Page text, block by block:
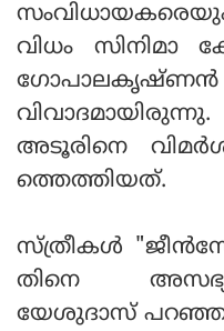
വിധം സിനിമാ
ഗോപാലകൃഷ്ണൻ
അടൂരിനെ
ത്തെത്തിയത്.
സ്ത്രീകൾ
തിനെ
യേശുദാസ് പറഞ്ഞത്